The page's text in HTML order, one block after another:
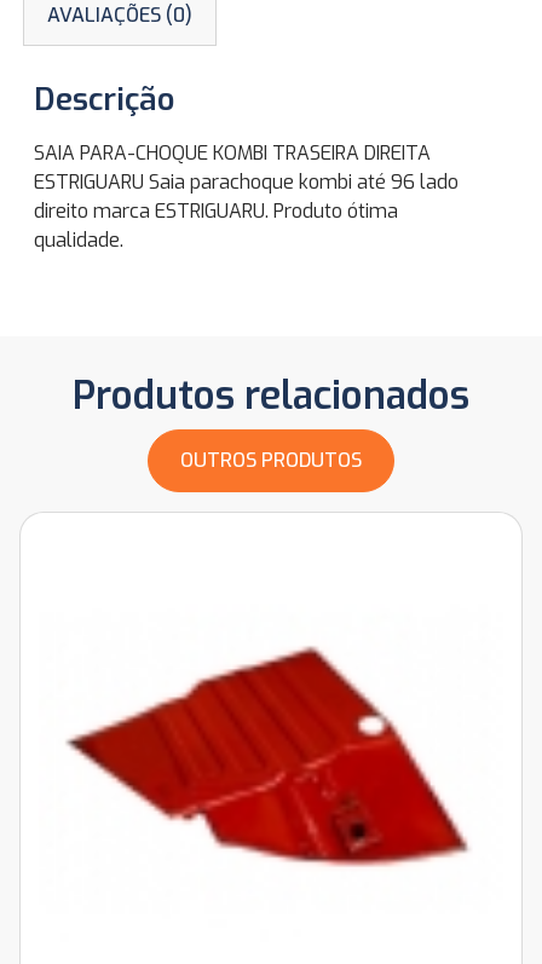
AVALIAÇÕES (0)
Descrição
SAIA PARA-CHOQUE KOMBI TRASEIRA DIREITA
ESTRIGUARU Saia parachoque kombi até 96 lado
direito marca ESTRIGUARU. Produto ótima
qualidade.
Produtos relacionados
OUTROS PRODUTOS